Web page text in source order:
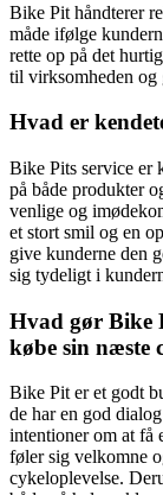
Bike Pit håndterer
måde ifølge
rette op på det
til virksomheden og
Hvad er
Bike Pits service er
på både produkter
venlige og
et stort smil og en
give kunderne den
sig tydeligt i
Hvad gør Bike
købe sin næste
Bike Pit er et godt
de har en god
intentioner om at få
føler sig velkomne
cykeloplevelse.